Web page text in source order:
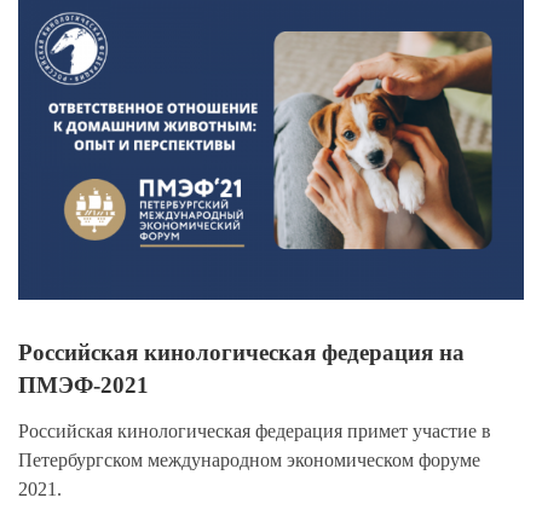
Larger
Image
Российская кинологическая федерация на
ПМЭФ-2021
Российская кинологическая федерация примет участие в
Петербургском международном экономическом форуме
2021.